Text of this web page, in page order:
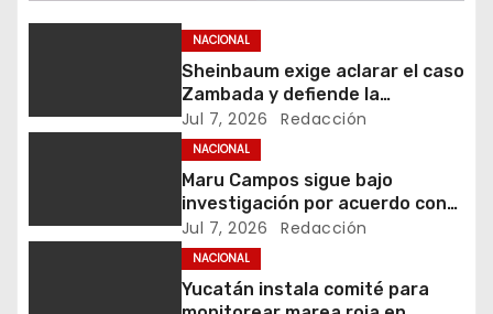
g
c
n
NACIONAL
Sheinbaum exige aclarar el caso
Zambada y defiende la
soberanía
Jul 7, 2026 Redacción
NACIONAL
Maru Campos sigue bajo
investigación por acuerdo con
agencias de EU
Jul 7, 2026 Redacción
NACIONAL
Yucatán instala comité para